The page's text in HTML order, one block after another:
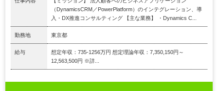
（DynamicsCRM／PowerPlatform）のインテグレーション、導
入・DX推進コンサルティング 【主な業務】 ・Dynamics C...
勤務地 東京都
給与
想定年収：735-1256万円 想定理論年収：7,350,150円～
12,563,500円 ※詳...